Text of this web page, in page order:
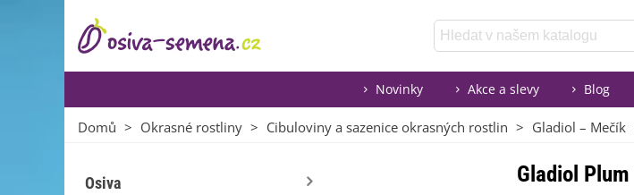
Novinky Akce a slevy Blog
Domů > Okrasné rostliny > Cibuloviny a sazenice okrasných rostlin > Gladiol – Mečík
Osiva
Gladiol